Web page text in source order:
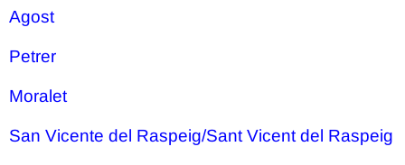
Agost
Petrer
Moralet
San Vicente del Raspeig/Sant Vicent del Raspeig